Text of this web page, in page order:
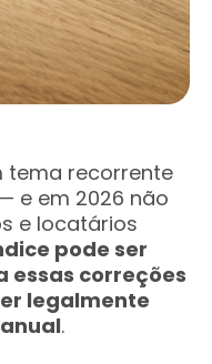
tema recorrente
e em 2026 não
e locatários
pode ser
essas correções
legalmente
.